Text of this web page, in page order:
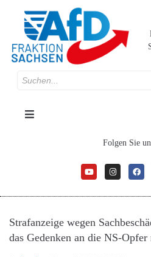
Folgen Sie
Strafanzeige wegen
das Gedenken an die NS-